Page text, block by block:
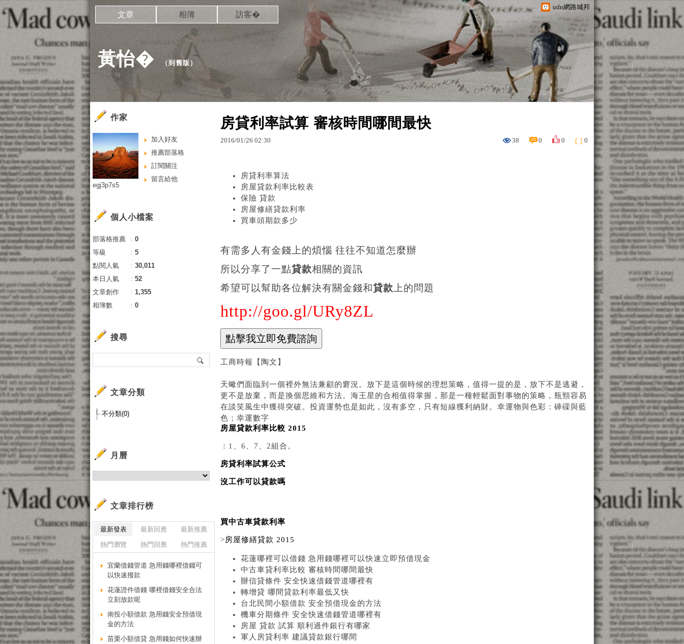
udn網路城邦
黃怡� （到舊版 ）
文章 相簿 訪客�
房貸利率試算 審核時間哪間最快
2016/01/26 02:30 38 0 0 0
房貸利率算法
房屋貸款利率比較表
保險 貸款
房屋修繕貸款利率
買車頭期款多少
有需多人有金錢上的煩惱 往往不知道怎麼辦
所以分享了一點貸款相關的資訊
希望可以幫助各位解決有關金錢和貸款 上的問題
http://goo.gl/URy8ZL
工商時報【陶文】
天蠍們面臨到一個裡外無法兼顧的窘況。放下是這個時候的理想策略，值得一提的是，放下不是逃避，
更不是放棄，而是換個思維和方法。海王星的合相值得掌握，那是一種輕鬆面對事物的策略，瓶頸容易
在談笑風生中獲得突破。投資運勢也是如此，沒有多空，只有短線獲利納財。幸運物與色彩：硨磲與藍
色；幸運數字
房屋貸款利率比較 2015
：1、6、7、2組合。
房貸利率試算公式
沒工作可以貸款嗎
買中古車貸款利率
>房屋修繕貸款 2015
花蓮哪裡可以借錢 急用錢哪裡可以快速立即預借現金
中古車貸利率比較 審核時間哪間最快
辦信貸條件 安全快速借錢管道哪裡有
轉增貸 哪間貸款利率最低又快
台北民間小額借款 安全預借現金的方法
機車分期條件 安全快速借錢管道哪裡有
房屋 貸款 試算 順利過件銀行有哪家
軍人房貸利率 建議貸款銀行哪間
作家
加入好友
推薦部落格
訂閱關注
留言給他
egj3p7s5
個人小檔案
部落格推薦 ： 0
等級
： 5
點閱人氣
： 30,011
本日人氣
： 52
文章創作
： 1,355
相簿數
： 0
搜尋
文章分類
不分類(0)
月曆
文章排行榜
最新發表 最新回應
最新推薦
熱門瀏覽
熱門回應 熱門推薦
宜蘭借錢管道 急用錢哪裡借錢可
以快速撥款
花蓮證件借錢 哪裡借錢安全合法
立刻放款呢
南投小額借款 急用錢安全預借現
金的方法
苗栗小額借貸 急用錢如何快速辦